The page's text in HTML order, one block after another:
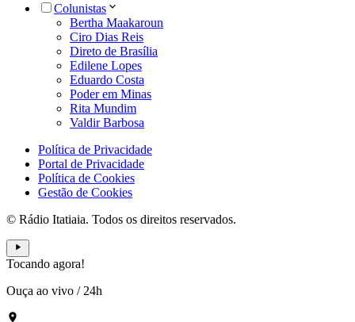
Colunistas
Bertha Maakaroun
Ciro Dias Reis
Direto de Brasília
Edilene Lopes
Eduardo Costa
Poder em Minas
Rita Mundim
Valdir Barbosa
Política de Privacidade
Portal de Privacidade
Política de Cookies
Gestão de Cookies
© Rádio Itatiaia. Todos os direitos reservados.
Tocando agora!
Ouça ao vivo / 24h